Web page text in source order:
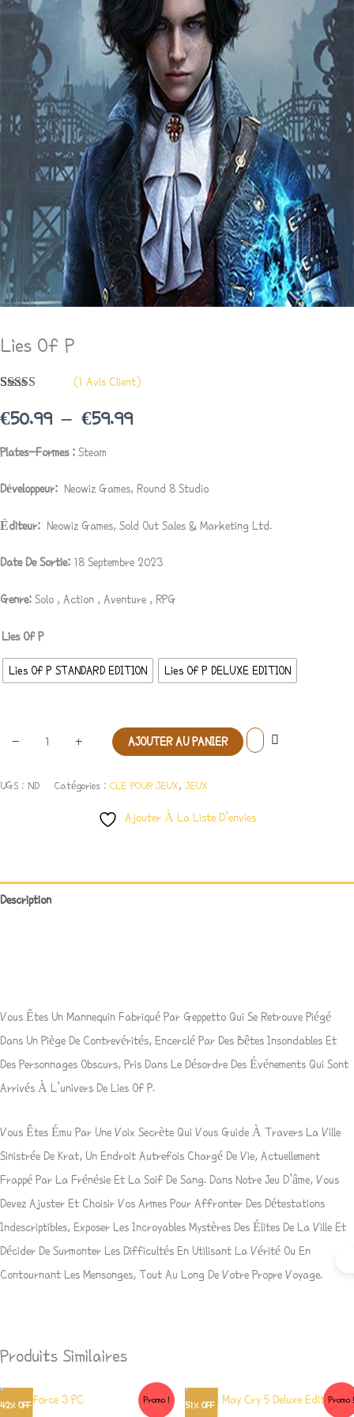
Lies Of P
Sur 5 Basé
SurNotation
(1 Avis Client)
€50.99 – €59.99
Plates-Formes : Steam
Développeur: Neowiz Games, Round 8 Studio
Éditeur: Neowiz Games, Sold Out Sales & Marketing Ltd.
Date De Sortie: 18 Septembre 2023
Genre: Solo , Action , Aventure , RPG
Lies Of P
Lies Of P STANDARD EDITION Lies Of P DELUXE EDITION
- + AJOUTER AU PANIER
UGS : ND Catégories : CLE POUR JEUX, JEUX
Ajouter À La Liste D’envies
Description
Vous Êtes Un Mannequin Fabriqué Par Geppetto Qui Se Retrouve Piégé
Dans Un Piège De Contrevérités, Encerclé Par Des Bêtes Insondables Et
Des Personnages Obscurs, Pris Dans Le Désordre Des Événements Qui Sont
Arrivés À L’univers De Lies Of P.
Vous Êtes Ému Par Une Voix Secrète Qui Vous Guide À Travers La Ville
Sinistrée De Krat, Un Endroit Autrefois Chargé De Vie, Actuellement
Frappé Par La Frénésie Et La Soif De Sang. Dans Notre Jeu D’âme, Vous
Devez Ajuster Et Choisir Vos Armes Pour Affronter Des Détestations
Indescriptibles, Exposer Les Incroyables Mystères Des Élites De La Ville Et
Décider De Surmonter Les Difficultés En Utilisant La Vérité Ou En
Contournant Les Mensonges, Tout Au Long De Votre Propre Voyage.
Produits Similaires
42% OFF
Promo !
Le
Le
51% OFF
Promo !
Le
Prix
Le
Prix